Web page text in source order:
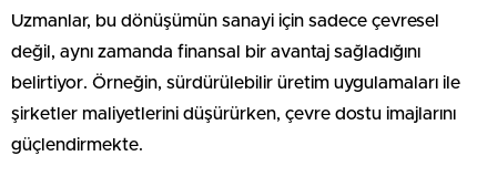
Uzmanlar, bu dönüşümün sanayi için sadece çevresel
değil, aynı zamanda finansal bir avantaj sağladığını
belirtiyor. Örneğin, sürdürülebilir üretim uygulamaları ile
şirketler maliyetlerini düşürürken, çevre dostu imajlarını
güçlendirmekte.